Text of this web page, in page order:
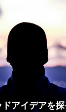
ドアイデアを